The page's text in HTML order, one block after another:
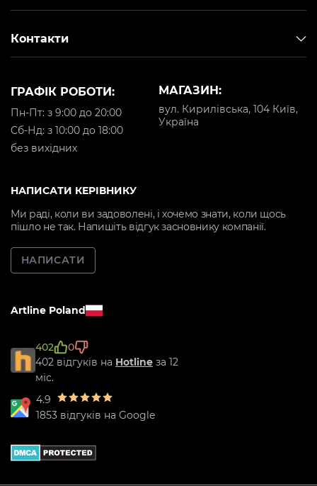
Контакти
МАГАЗИН:
вул. Кирилівська, 104 Київ,
Україна
ГРАФІК РОБОТИ:
Пн-Пт: з 9:00 до 20:00
Cб-Нд: з 10:00 до 18:00
без вихідних
НАПИСАТИ КЕРІВНИКУ
Ми раді, коли ви задоволені, і хочемо знати, коли щось
пішло не так. Напишіть відгук засновнику компанії.
НАПИСАТИ
Artline Poland
402
0
402 відгуків на Hotline за 12
міс.
4.9
1853 відгуків на Google